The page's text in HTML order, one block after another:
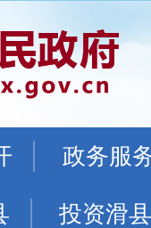
政务服
投资滑县